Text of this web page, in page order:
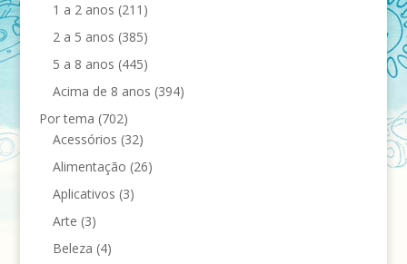
1 a 2 anos (211)
2 a 5 anos (385)
5 a 8 anos (445)
Acima de 8 anos (394)
Por tema (702)
Acessórios (32)
Alimentação (26)
Aplicativos (3)
Arte (3)
Beleza (4)